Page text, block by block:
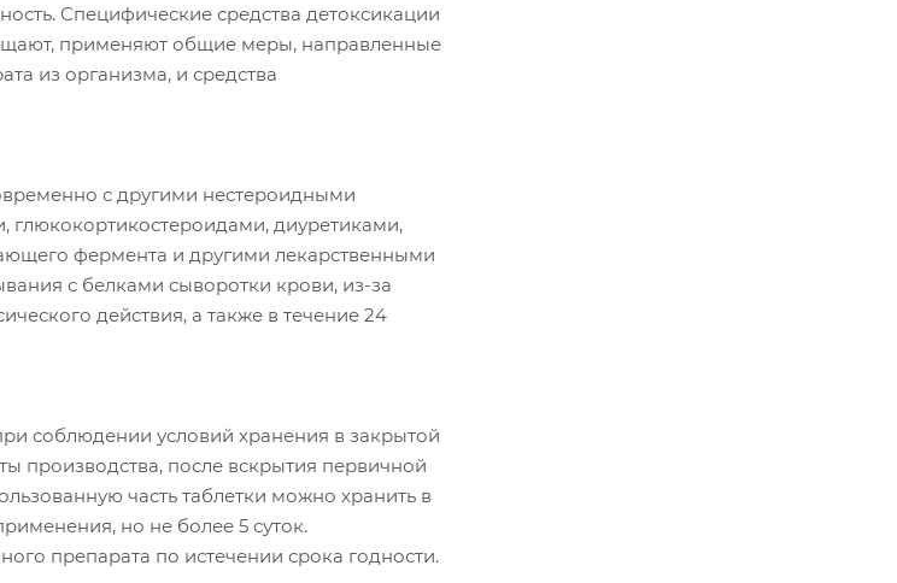
Специфические средства детоксикации
применяют общие меры, направленные
из организма, и средства
с другими нестероидными
глюкокортикостероидами, диуретиками,
фермента и другими лекарственными
с белками сыворотки крови, из-за
действия, а также в течение 24
соблюдении условий хранения в закрытой
производства, после вскрытия первичной
часть таблетки можно хранить в
но не более 5 суток.
препарата по истечении срока годности.